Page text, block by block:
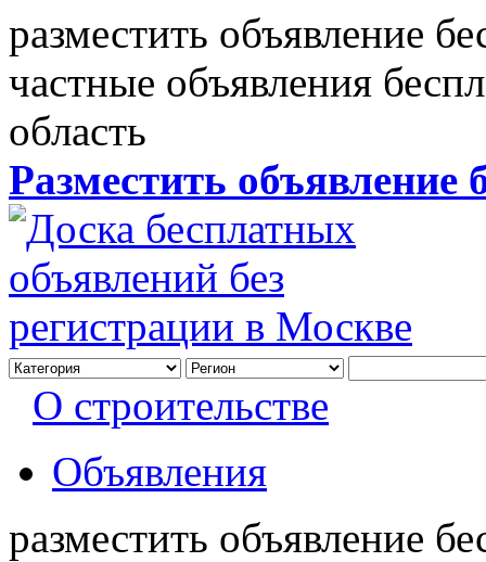
разместить объявление
частные объявления
область
Разместить объявление
О строительстве
Объявления
разместить объявление